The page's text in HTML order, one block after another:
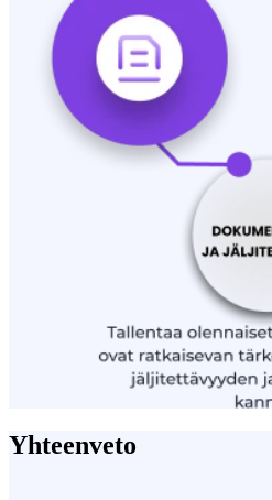
Yhteenveto